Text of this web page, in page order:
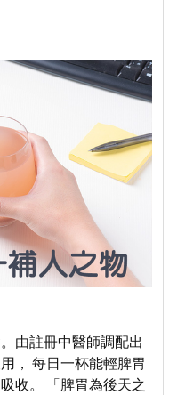
由註冊中醫師調配出
， 每日一杯能輕脾胃
收。 「脾胃為後天之